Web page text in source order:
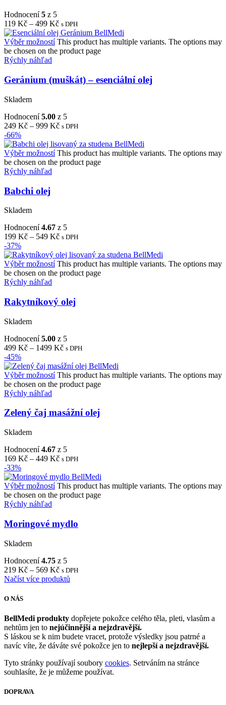
Hodnocení5 z 5
119 Kč – 499 Kč s DPH
Výběr možností This product has multiple variants. The options may
be chosen on the product page
Rýchly náhľad
Geránium (muškát) – esenciální olej
Skladem
Hodnocení5.00 z 5
249 Kč – 999 Kč s DPH
-66%
Výběr možností This product has multiple variants. The options may
be chosen on the product page
Rýchly náhľad
Babchi olej
Skladem
Hodnocení4.67 z 5
199 Kč – 549 Kč s DPH
-37%
Výběr možností This product has multiple variants. The options may
be chosen on the product page
Rýchly náhľad
Rakytníkový olej
Skladem
Hodnocení5.00 z 5
499 Kč – 1499 Kč s DPH
-45%
Výběr možností This product has multiple variants. The options may
be chosen on the product page
Rýchly náhľad
Zelený čaj masážní olej
Skladem
Hodnocení4.67 z 5
169 Kč – 449 Kč s DPH
-33%
Výběr možností This product has multiple variants. The options may
be chosen on the product page
Rýchly náhľad
Moringové mydlo
Skladem
Hodnocení4.75 z 5
219 Kč – 569 Kč s DPH
Načíst více produktů
O NÁS
BellMedi produkty dopřejete pokožce celého těla, pleti, vlasům a
nehtům jen to nejúčinnější a nejzdravější.
S láskou se k nim budete vracet, protože výsledky jsou patrné a
navíc víte, že dáváte své pokožce jen to nejlepší a nejzdravější.
Tyto stránky používají soubory cookies. Setrváním na stránce
souhlasíte, že je můžeme používat.
DOPRAVA